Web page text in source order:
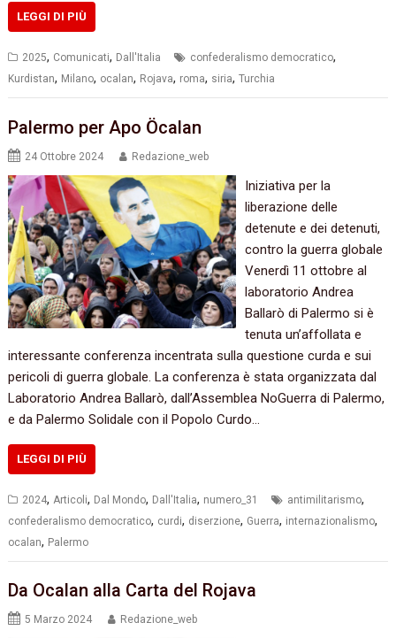
LEGGI DI PIÙ
2025, Comunicati, Dall'Italia confederalismo democratico,
Kurdistan, Milano, ocalan, Rojava, roma, siria,Turchia
Palermo per Apo Öcalan
24 Ottobre 2024 Redazione_web
Iniziativa per la
liberazione delle
detenute e dei detenuti,
contro la guerra globale
Venerdì 11 ottobre al
laboratorio Andrea
Ballarò di Palermo si è
tenuta un’affollata e
interessante conferenza incentrata sulla questione curda e sui
pericoli di guerra globale. La conferenza è stata organizzata dal
Laboratorio Andrea Ballarò, dall’Assemblea NoGuerra di Palermo,
e da Palermo Solidale con il Popolo Curdo…
LEGGI DI PIÙ
2024, Articoli, Dal Mondo, Dall'Italia, numero_31 antimilitarismo,
confederalismo democratico, curdi, diserzione, Guerra, internazionalismo,
ocalan, Palermo
Da Ocalan alla Carta del Rojava
5 Marzo 2024 Redazione_web